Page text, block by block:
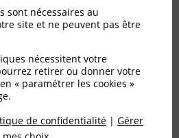
catégorie
professionnelvous
alerte ?
sont nécessaires au
site et ne peuvent pas être
nécessitent votre
retirer ou donner votre
« paramétrer les cookies »
de confidentialité | Gérer